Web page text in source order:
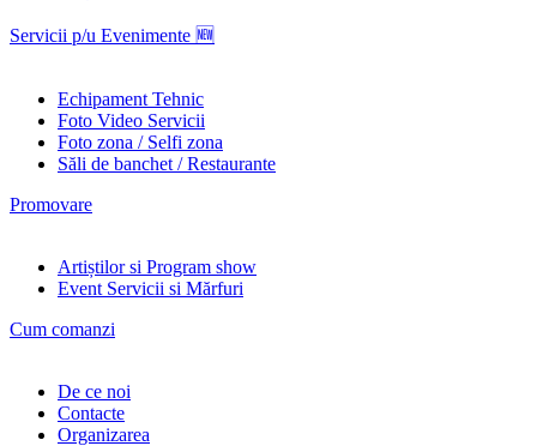
Servicii p/u Evenimente 🆕
Echipament Tehnic
Foto Video Servicii
Foto zona / Selfi zona
Săli de banchet / Restaurante
Promovare
Artiștilor si Program show
Event Servicii si Mărfuri
Cum comanzi
De ce noi
Contacte
Organizarea